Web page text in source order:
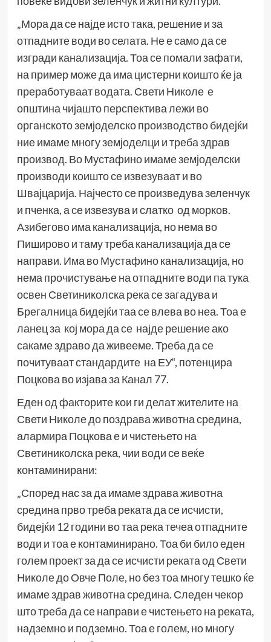
„Мора да се најде исто така, решение и за
отпадните води во селата. Не е само да се
изгради канализација. Тоа се помали зафати,
на пример може да има цистерни коишто ќе ја
преработуваат водата. Свети Николе е
општина чијашто перспектива лежи во
органското земјоделско производство бидејќи
ние имаме многу земјоделци и треба здрав
производ. Во Мустафино имаме земјоделски
производи коишто се извезуваат и во
Швајцарија. Најчесто се произведува зеленчук
и пченка, а се извезува и слатко од морков.
Азибегово има канализација, но нема во
Пиширово и таму треба канализација да се
направи. Има во Мустафино канализација, но
нема прочистување на отпадните води па тука
освен Светиниколска река се загадува и
Брегалница бидејќи таа се влева во неа. Тоа е
ланец за кој мора да се најде решение ако
сакаме здраво да живееме. Треба да се
почитуваат стандардите на ЕУ“, потенцира
Поцкова во изјава за Канал 77.
Еден од факторите кои ги делат жителите на
Свети Николе до поздрава животна средина,
алармира Поцкова е и чистењето на
Светиниколска река, чии води се веќе
контаминирани:
„Според нас за да имаме здрава животна
средина прво треба реката да се исчисти,
бидејќи 12 години во таа река течеа отпадните
води и тоа е контаминирано. Тоа би било еден
голем проект за да се исчисти реката од Свети
Николе до Овче Поле, но без тоа многу тешко ќе
имаме здрав животна средина. Следен чекор
што треба да се направи е чистењето на реката,
надземно и подземно. Тоа е голем, но многу